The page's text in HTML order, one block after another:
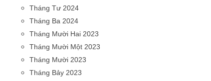
Tháng Tư 2024
Tháng Ba 2024
Tháng Mười Hai 2023
Tháng Mười Một 2023
Tháng Mười 2023
Tháng Bảy 2023